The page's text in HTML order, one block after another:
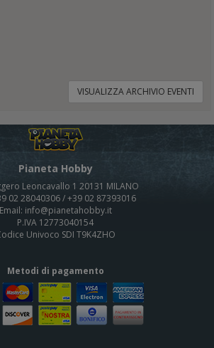
VISUALIZZA ARCHIVIO EVENTI
Pianeta Hobby
Leoncavallo 1 20131 MILANO
02 28040306 / +39 02 87393016
Email: info@pianetahobby.it
P.IVA 12773040154
Univoco SDI T9K4ZHO
Metodi di pagamento